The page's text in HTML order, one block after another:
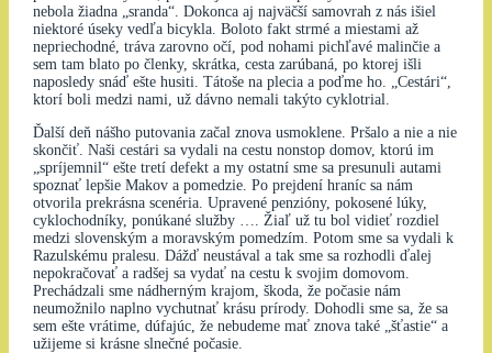
nebola žiadna „sranda“. Dokonca aj najväčší samovrah z nás išiel
niektoré úseky vedľa bicykla. Boloto fakt str­mé a miestami až
nepriechodné, trá­va zarovno očí, pod nohami pichľavé malinčie a
sem tam blato po členky, skrátka, cesta zarúbaná, po ktorej išli
naposledy snáď ešte husiti. Tátoše na plecia a poďme ho. „Cestári“,
ktorí boli medzi nami, už dávno nemali takýto cyklotrial.
Ďalší deň nášho putovania začal znova usmoklene. Pršalo a nie a nie
skončiť. Naši cestári sa vydali na cestu nonstop domov, ktorú im
„spríjemnil“ ešte tretí defekt a my ostatní sme sa presunuli autami
spoznať lepšie Makov a po­medzie. Po prejdení hraníc sa nám
otvorila prekrásna scenéria. Upravené penzióny, pokosené lúky,
cyklochod­níky, ponúkané služby …. Žiaľ už tu bol vidieť rozdiel
medzi slovenským a moravským pomedzím. Potom sme sa vydali k
Razulskému pralesu. Dážď neustával a tak sme sa rozhodli ďalej
nepokračovať a radšej sa vydať na cestu k svojim domovom.
Prechádzali sme nádherným krajom, škoda, že po­časie nám
neumožnilo naplno vychut­nať krásu prírody. Dohodli sme sa, že sa
sem ešte vrátime, dúfajúc, že nebu­deme mať znova také „šťastie“ a
uži­jeme si krásne slnečné počasie.